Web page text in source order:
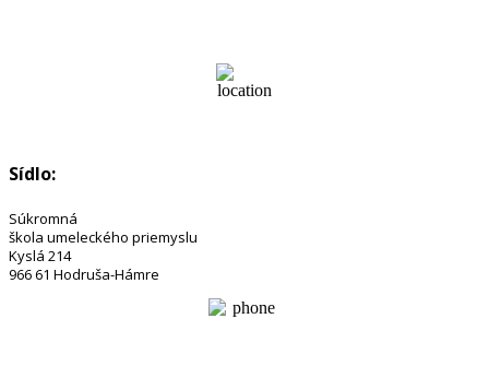
Sídlo:
Súkromná
škola umeleckého priemyslu
Kyslá 214
966 61 Hodruša-Hámre